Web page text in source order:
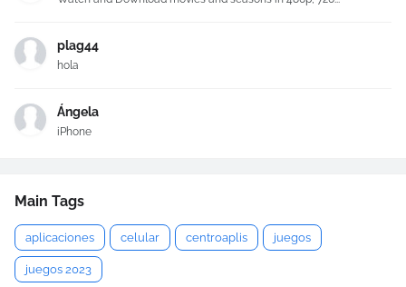
plag44
hola
Ángela
iPhone
Main Tags
aplicaciones celular centroaplis juegos
juegos 2023